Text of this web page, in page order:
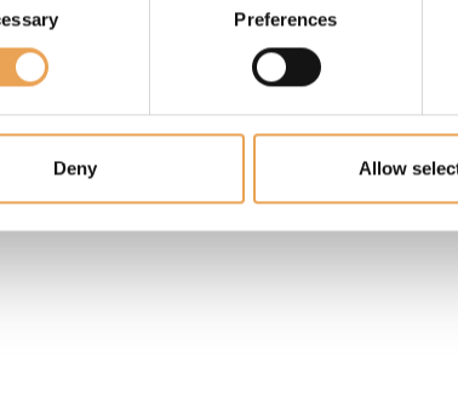
Preferences
Deny Allow